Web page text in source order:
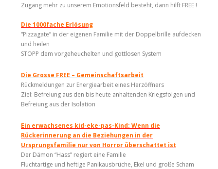
Zugang mehr zu unserem Emotionsfeld besteht, dann hilft FREE !
Die 1000fache Erlösung
“Pizzagate” in der eigenen Familie mit der Doppelbrille aufdecken
und heilen
STOPP dem vorgeheuchelten und gottlosen System
Die Grosse FREE – Gemeinschaftsarbeit
Rückmeldungen zur Energiearbeit eines Herzöffners
Ziel: Befreiung aus den bis heute anhaltenden Kriegsfolgen und
Befreiung aus der Isolation
Ein erwachsenes kid-eke-pas-Kind: Wenn die
Rückerinnerung an die Beziehungen in der
Ursprungsfamilie nur von Horror überschattet ist
Der Dämon “Hass” regiert eine Familie
Fluchtartige und heftige Panikausbrüche, Ekel und große Scham